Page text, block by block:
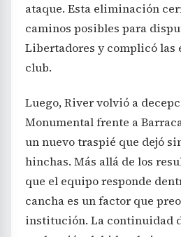
ataque. Esta eliminación
caminos posibles para
Libertadores y complicó las
club.
Luego, River volvió a
Monumental frente a
un nuevo traspié que dejó
hinchas. Más allá de los
que el equipo responde
cancha es un factor que
institución. La continuidad